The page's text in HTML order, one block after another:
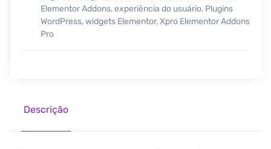
Elementor Addons,experiência do usuário, Plugins
WordPress,widgets Elementor,Xpro Elementor Addons
Pro
Descrição